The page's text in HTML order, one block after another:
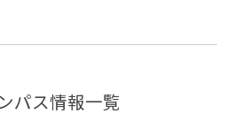
パス情報一覧